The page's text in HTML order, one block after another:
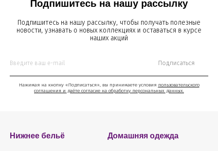
Подпишитесь на нашу рассылку
Подпишитесь на нашу рассылку, чтобы получать полезные
новости, узнавать о новых коллекциях и оставаться в курсе
наших акций
Подписаться
Нажимая на кнопку «Подписаться», вы принимаете условия пользовательского
соглашения и даёте согласие на обработку персональных данных.
Нижнее бельё Домашняя одежда